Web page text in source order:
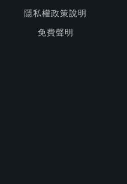
隱私權政策說明
免費聲明